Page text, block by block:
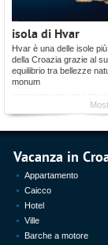
isola di Hvar
Hvar è una delle isole
della Croazia grazie al
equilibrio tra bellezze
monum
Vacanza in
Appartamento
Caicco
Hotel
Ville
Barche a motore